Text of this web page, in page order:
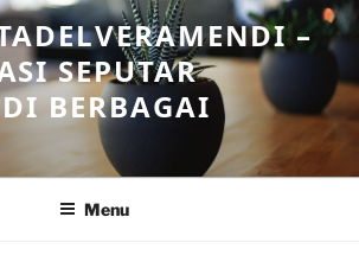
–
SEPUTAR
BERBAGAI
Menu